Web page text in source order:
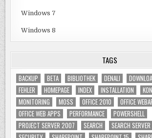
Windows 7
Windows 8
TAGS
BACKUP BETA BIBLIOTHEK DENALI
FEHLER
HOMEPAGE INDEX INSTALLATION
MONITORING
MOSS OFFICE 2010
OFFICE
OFFICE WEB APPS
PERFORMANCE
POWERSHELL
PROJECT SERVER 2007
SEARCH
SEARCH